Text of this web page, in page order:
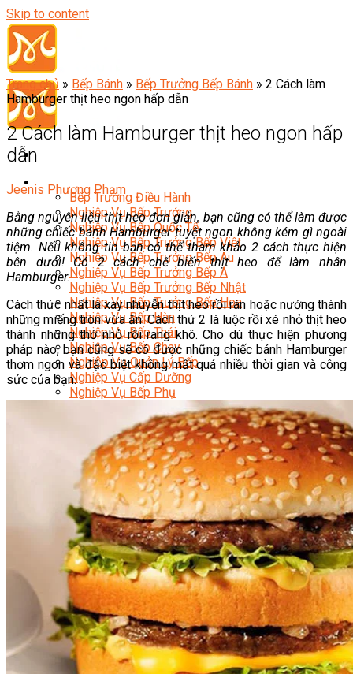
Skip to content
Đầu Bếp
Bếp Trưởng Điều Hành
Nghiệp Vụ Bếp Trưởng
Nghiệp Vụ Bếp Quốc Tế
Nghiệp Vụ Bếp Trưởng Bếp Việt
Nghiệp Vụ Bếp Trưởng Bếp Âu
Nghiệp Vụ Bếp Trưởng Bếp Á
Nghiệp Vụ Bếp Trưởng Bếp Nhật
Nghiệp Vụ Bếp Trưởng Bếp Hoa
Nghiệp Vụ Bếp Hàn
Nghiệp Vụ Bếp Thái
Nghiệp Vụ Bếp Chay
Nghiệp Vụ Quản Lý Bếp
Nghiệp Vụ Cấp Dưỡng
Nghiệp Vụ Bếp Phụ
Điểm Tâm Hồng Kông
Food Stylist
Master Class
Bếp Gia Đình
Học Nấu Ăn Mở Quán
Chuyên Đề Bếp Nóng
Khởi Sự Kinh Doanh Ngành F&B
Khởi Sự Kinh Doanh Nhà Hàng
Bí Quyết Kinh Doanh và Vận Hành Mô Hình Ẩm
Thực
Video Dạy Nấu Ăn
Pha Chế
Nghiệp Vụ Bar Trưởng
Nghiệp Vụ Bartender Chuyên Nghiệp
Nghiệp Vụ Barista Chuyên Nghiệp
Nghiệp Vụ Flair Bartending Chuyên Nghiệp
Nghiệp Vụ Pha Chế Đặc Biệt
Trang chủ » Bếp Bánh » Bếp Trưởng Bếp Bánh » 2 Cách làm
Hamburger thịt heo ngon hấp dẫn
2 Cách làm Hamburger thịt heo ngon hấp
dẫn
Jeenis Phương Phạm
Bằng nguyên liệu thịt heo đơn giản, bạn cũng có thể làm được
những chiếc bánh Hamburger tuyệt ngon không kém gì ngoài
tiệm. Nếu không tin bạn có thể tham khảo 2 cách thực hiện
bên dưới! Có 2 cách chế biến thịt heo để làm nhân
Hamburger.
Cách thức nhất là xay nhuyễn thịt heo rồi rán hoặc nướng thành
những miếng tròn vừa ăn. Cách thứ 2 là luộc rồi xé nhỏ thịt heo
thành những thớ nhỏ rồi rang khô. Cho dù thực hiện phương
pháp nào, bạn cũng sẽ có được những chiếc bánh Hamburger
thơm ngon và đặc biệt không mất quá nhiều thời gian và công
sức của bạn.